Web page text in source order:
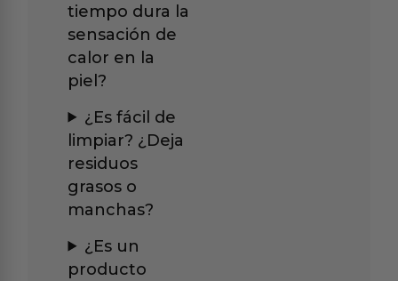
tiempo dura la
sensación de
calor en la
piel?
¿Es fácil de
limpiar? ¿Deja
residuos
grasos o
manchas?
¿Es un
producto